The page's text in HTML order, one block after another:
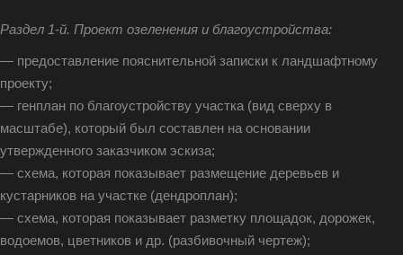
Раздел 1-й. Проект озеленения и благоустройства:
— предоставление пояснительной записки к ландшафтному
проекту;
— генплан по благоустройству участка (вид сверху в
масштабе), который был составлен на основании
утвержденного заказчиком эскиза;
— схема, которая показывает размещение деревьев и
кустарников на участке (дендроплан);
— схема, которая показывает разметку площадок, дорожек,
водоемов, цветников и др. (разбивочный чертеж);